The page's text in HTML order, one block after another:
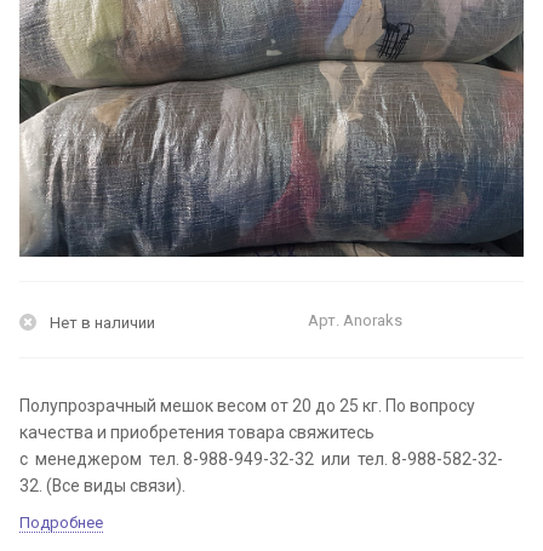
Нет в наличии Арт. Anoraks
Полупрозрачный мешок весом от 20 до 25 кг. По вопросу
качества и приобретения товара свяжитесь
с менеджером тел. 8-988-949-32-32 или тел. 8-988-582-32-
32. (Все виды связи).
Подробнее